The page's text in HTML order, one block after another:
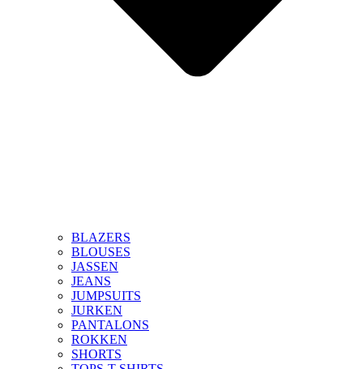
BLAZERS
BLOUSES
JASSEN
JEANS
JUMPSUITS
JURKEN
PANTALONS
ROKKEN
SHORTS